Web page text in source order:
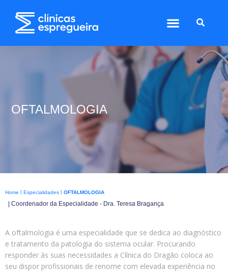
OFTALMOLOGIA
Home | Especialidades | OFTALMOLOGIA
| Coordenador da Especialidade - Dra. Teresa Bragança
A oftalmologia é uma especialidade que se dedica ao diagnóstico
e tratamento da patologia do sistema ocular. Procurando
responder às suas necessidades a Clínica do Dragão coloca ao
seu dispor profissionais de renome com elevada experiência no